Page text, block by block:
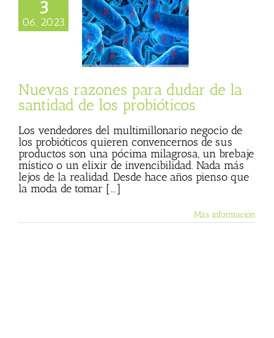
3
06, 2023
razones para
la santidad de
Nuevas razones para dudar de la
santidad de los probióticos
Los vendedores del multimillonario negocio de
los probióticos quieren convencernos de sus
productos son una pócima milagrosa, un brebaje
místico o un elixir de invencibilidad. Nada más
lejos de la realidad. Desde hace años pienso que
la moda de tomar [...]
Más información